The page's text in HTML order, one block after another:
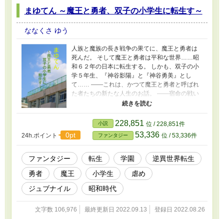
まゆてん ～魔王と勇者、双子の小学生に転生す～
ななくさ ゆう
人族と魔族の長き戦争の果てに、魔王と勇者は
死んだ。 そして魔王と勇者は平和な世界……昭
和６２年の日本に転生する。 しかも、双子の小
学５年生、『神谷影陽』と『神谷勇美』とし
て…… ――これは、かつて魔王と勇者と呼ばれ
た者たちの新たな人生のお話。 ――宿命の戦い
を終え、平和な国に双子として転生した少年と
少女の物語だ。 女勇者「魔王、私はお前を許さ
ない！」 男魔王「いまさらやめようぜ。ここは
日本で俺たちは双子の兄妹なんだからさぁ」
====================== 戦いしか知らない
魔王と勇者が、平和な日本で家族として暮らす
お話。 異世界”から”日本”へ”の『異世界転生（逆
異世界転生）』になります。 ※物語の構造上
『プロローグ』の舞台は異世界ですが、本編の
舞台は昭和６０年代の日本です。 ※本編中に
時々挿入されている【♪昭和６０年代豆知識♪】
ですが、基本的には『諸説ある』ことが多く、
あくまでも著者の解釈です。詳細は各自で調べ
24h.ポイント 0pt
小説 228,851 位 / 228,851件
ファンタジー 53,336 位 / 53,336件
ファンタジー 転生 学園
逆異世界転生
勇者
魔王 小学生
虐め
ジュブナイル
昭和時代
文字数 106,976 最終更新日 2022.09.13 登録日 2022.08.26